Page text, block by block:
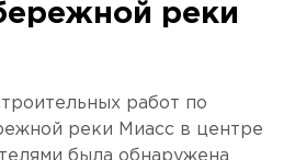
реки
работ по
реки Миасс в центре
была обнаружена